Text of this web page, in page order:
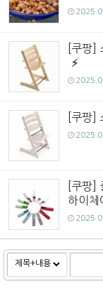
[쿠팡]
[쿠팡]
[쿠팡]
하이